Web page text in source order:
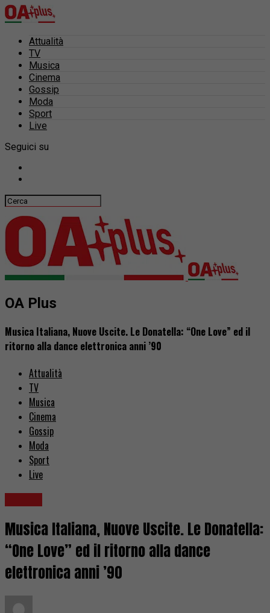
Attualità
TV
Musica
Cinema
Gossip
Moda
Sport
Live
Seguici su
OA Plus
Musica Italiana, Nuove Uscite. Le Donatella: “One Love” ed il
ritorno alla dance elettronica anni ’90
Attualità
TV
Musica
Cinema
Gossip
Moda
Sport
Live
Musica Italiana, Nuove Uscite. Le Donatella:
“One Love” ed il ritorno alla dance
elettronica anni ’90